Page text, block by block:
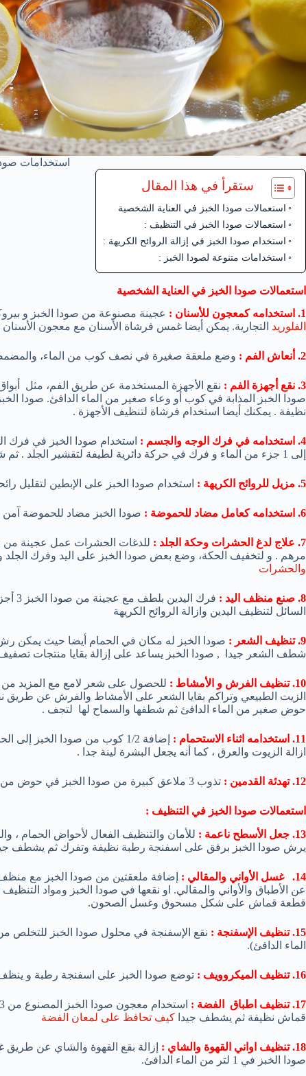
استخدامات
ستقرأ في هذا المقال
استعمالات صودا الخبز في العناية الشخصية
استعمالات صودا الخبز في التنظيف :
استخدام صودا الخبز في إزالة الروائح الكريهة :
استخدامات متنوعة لصودا الخبز :
استعمالات صودا الخبز في العناية الشخصية
1. استخدامه كمعجون للأسنان :
عجينة مصنوعة من صودا الخبز و بيروكسيد الهيدروجين 3٪ يمكن
الفلوريد التجارية. يمكن أيضا غمس فرشاة الأسنان مع معجون
2. أنعاش الفم : وضع ملعقة صغيرة في نصف كوب من الماء، والمضمضة
3. نقع أجهزة الفم :
صودا الخبز المذابة في كوب أو وعاء صغير من الماء الدافئ. صودا
نظيفة . يمكنك أيضا استخدام فرشاة لتنظيف الأجهزة .
4. استخدامه في فرك الوجه والجسم :
إلى 1 جزء من الماء و فرك في حركة دائرية لطيفة لتقشير الجلد . ثم شطفة .
5. مزيل للروائح الكريهة : استخدام صودا الخبز على الإبطين لتقليل
6. استخدامه كعامل مضاد للحموضة : صودا الخبز مضاد للحموضة
7. علاج لدغ الحشرات وحكة الجلد :
للدغات الحشرات عمل عجينة من
مرهم . و لتخفيف الحكة، وضع بعض صودا الخبز على اليد وفرك الجلد
والحشرات
8. صنع منظف اليد :
السائل لتنظيف اليدين وازالة الروائح الكريهة
9. تنظيف الشعر :
صودا الخبز له مكان في الحمام أيضا حيث يمكن
شطف الشعر جيدا , صودا الخبز يساعد على إزالة بقايا منتجات
10. تنظيف الفرش و الأمشاط :
للحصول على شعر لامع مع المزيد من
حوض صغير من الماء الدافئ ثم شطفها والسماح لها لتجف .
11. استخدامه اثناء الاستحمام :
إضافة 1/2 كوب من صودا الخبز
ازالة الزيوت والعرق ، كما أنه يجعل البشرة لينة جدا .
12. تهدئة القدمين : تذوب 3 ملاعق كبيرة من صودا الخبز في حوض من الماء الدافئ، ونقع القدمين و فركها بلطف.
استعمالات صودا الخبز في التنظيف :
13. جعل الأسطح ناعمة :
للأمان والتنظيف الفعال لأحواض الحمام ،
يرش صودا الخبز برفق على اسفنجة رطبة نظيفة وتفرك ثم يشطف
14. غسل الأواني والمقالي :
إضافة ملعقتين من صودا الخبز مع منظف
عن الأطباق والأواني والمقالي. او نقعها في صودا الخبز ومواد
قطعة قماش على شكل مسحوق وغسل الصحون.
15. تنظيف الإسفنجة :
الماء الدافئ).
16. تنظيف الميكروويف : توضع صودا الخبز على اسفنجة رطبة و
17. تنظيف اطباق الفضة :
قماش نظيفة ثم يشطف جيدا كيف تحافظ على لمعان الفضة
18. تنظيف اواني القهوة والشاي :
صودا الخبز في 1 لتر من الماء الدافئ.